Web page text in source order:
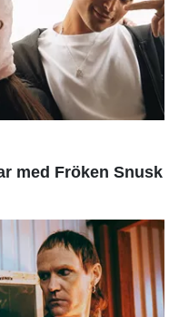
med Fröken Snusk